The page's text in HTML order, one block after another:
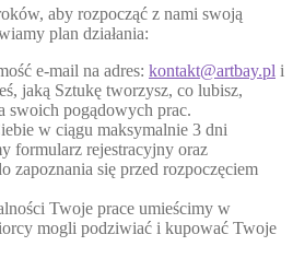
aby rozpocząć z nami swoją
plan działania:
e-mail na adres: kontakt@artbay.pl i
jaką Sztukę tworzysz, co lubisz,
swoich pogądowych prac.
w ciągu maksymalnie 3 dni
formularz rejestracyjny oraz
zapoznania się przed rozpoczęciem
Twoje prace umieścimy w
mogli podziwiać i kupować Twoje